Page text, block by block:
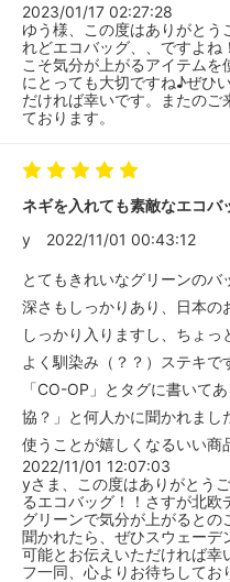
2023/01/17 02:27:28
ゆう様、この度はありがとう
れどエコバッグ、、ですよね
こそ気分が上がるアイテム
にとっても大切ですね♪ぜひ
だければ幸いです。またのご
ております。
ネギを入れても素敵なエコバ
y
2022/11/01 00:43:12
とてもきれいなグリーンのバ
深さもしっかりあり、日本の
しっかり入りますし、ちょ
よく馴染み（？？）ステキで
「CO-OP」とタグに書いて
協？」と何人かに聞かれまし
使うことが嬉しくなるいい商
2022/11/01 12:07:03
yさま、この度はありがとう
るエコバッグ！！さすが北
グリーンで気分が上がるとの
聞かれたら、ぜひスウェーデ
可能とお伝えいただければ幸
フ一同、心よりお待ちしてお